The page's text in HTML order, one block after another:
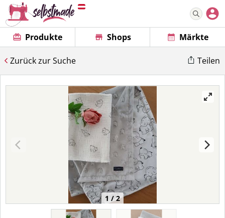
Produkte Shops Märkte
Zurück zur Suche Teilen
1 / 2